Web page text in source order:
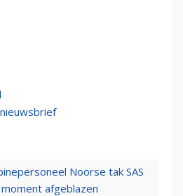
Noorse tak SAS
afgeblazen